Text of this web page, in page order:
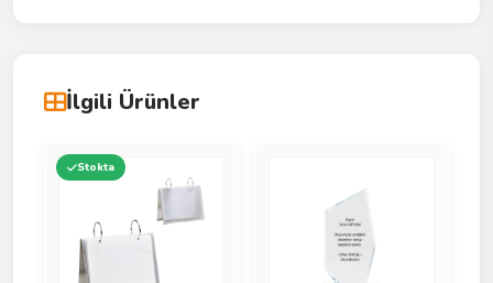
İlgili Ürünler
Stokta